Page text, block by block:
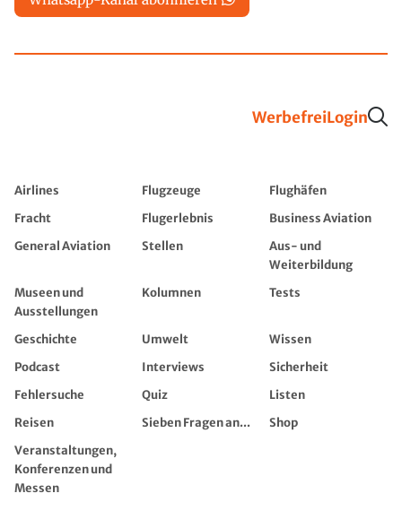
WerbefreiLogin
Airlines Flugzeuge
Flughäfen
Fracht
Flugerlebnis
Business Aviation
General Aviation
Stellen
Aus- und
Weiterbildung
Museen und
Ausstellungen
Kolumnen Tests
Geschichte Umwelt
Wissen
Podcast
Interviews
Sicherheit
Fehlersuche
Quiz
Listen
Reisen
Sieben Fragen an...
Shop
Veranstaltungen,
Konferenzen und
Messen